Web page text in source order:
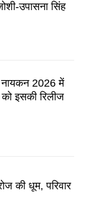
उपासना सिंह
2026 में
इसकी रिलीज
की धूम, परिवार